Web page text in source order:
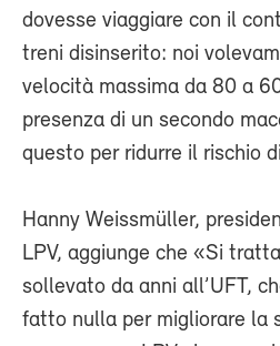
dovesse viaggiare con il
treni disinserito: noi
velocità massima da 80 a
presenza di un secondo
questo per ridurre il rischio
Hanny Weissmüller,
LPV, aggiunge che «Si
sollevato da anni all’UFT,
fatto nulla per migliorare la